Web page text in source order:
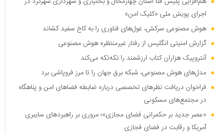
اجرای پویش ملی «کلیک امن»
هوش مصنوعی سرکش، غول‌های فناوری را به کاخ سفید کشاند
گزارش امنیتی انگلیس از رفتار غیرمنتظره هوش مصنوعی
آنتروپیک هزاران کتاب ارزشمند را تکه‌تکه می‌کند
مدل‌های هوش مصنوعی، شبکه برق جهان را تا مرز فروپاشی برد
فراخوان دریافت نظر‌های تخصصی درباره ضابطه فضا‌های امن و پناهگاه
در مجتمع‌های مسکونی
«عصر جدید بر حکمرانی فضای مجازی»؛ مروری بر راهبرد‌های سایبری
آمریکا و رقابت در فضای فجازی